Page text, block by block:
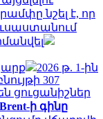
նշել է, որ
2026 թ. 1-ին
307
ցուցանիշներ
ի գինը